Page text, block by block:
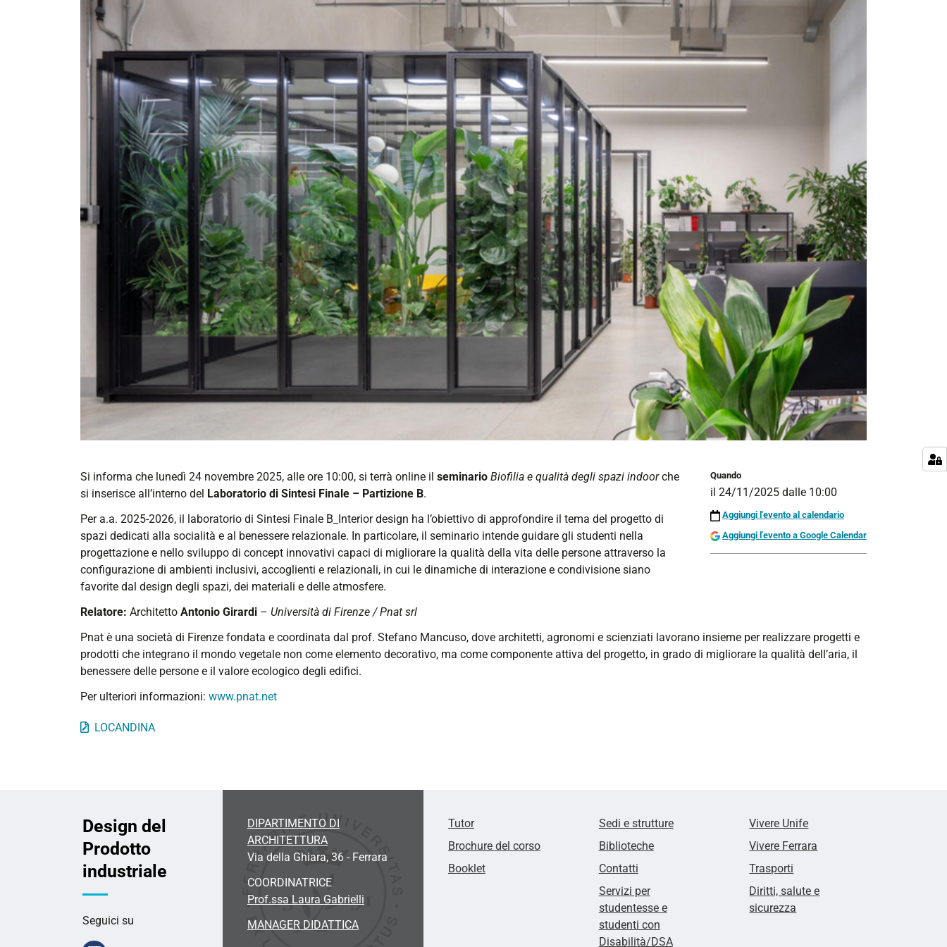
https://corsi.unife.it/it/design/eventi/2025/biofilia-
e-
degli-
spazi-
indoor
BIOFILIA
QUALITÀ DEGLI
SPAZI
INDOOR
2025-
24T10:00:00+01:00
2025-
Quando
il 24/11/2025 dalle 10:00
Aggiungi l'evento al calendario
Aggiungi l'evento a Google Calendar
Si informa che lunedì 24 novembre 2025, alle ore 10:00, si terrà online il seminario Biofilia e qualità degli spazi indoorche
si inserisce all’interno del Laboratorio di Sintesi Finale – Partizione B.
Per a.a. 2025-2026, il laboratorio di Sintesi Finale B_Interior design ha l’obiettivo di approfondire il tema del progetto di
spazi dedicati alla socialità e al benessere relazionale. In particolare, il seminario intende guidare gli studenti nella
progettazione e nello sviluppo di concept innovativi capaci di migliorare la qualità della vita delle persone attraverso la
configurazione di ambienti inclusivi, accoglienti e relazionali, in cui le dinamiche di interazione e condivisione siano
favorite dal design degli spazi, dei materiali e delle atmosfere.
Relatore: Architetto Antonio Girardi – Università di Firenze / Pnat srl
Pnat è una società di Firenze fondata e coordinata dal prof. Stefano Mancuso, dove architetti, agronomi e scienziati lavorano insieme per realizzare progetti e
prodotti che integrano il mondo vegetale non come elemento decorativo, ma come componente attiva del progetto, in grado di migliorare la qualità dell’aria, il
benessere delle persone e il valore ecologico degli edifici.
Per ulteriori informazioni: www.pnat.net
LOCANDINA
Design del
Prodotto
industriale
Seguici su
DIPARTIMENTO DI
ARCHITETTURA
Via della Ghiara, 36 - Ferrara
COORDINATRICE
Prof.ssa Laura Gabrielli
MANAGER DIDATTICA
Tutor
Brochure del corso
Booklet
Sedi e strutture
Biblioteche
Contatti
Servizi per
studentesse e
studenti con
Disabilità/DSA
Vivere Unife
Vivere Ferrara
Trasporti
Diritti, salute e
sicurezza